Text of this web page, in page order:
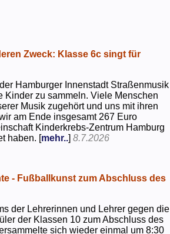
Zweck: Klasse 6c singt für
Hamburger Innenstadt Straßenmusik
Kinder zu sammeln. Viele Menschen
Musik zugehört und uns mit ihren
am Ende insgesamt 267 Euro
Kinderkrebs-Zentrum Hamburg
haben. [mehr..]8.7.2026
- Fußballkunst zum Abschluss des
der Lehrerinnen und Lehrer gegen die
der Klassen 10 zum Abschluss des
sich wieder einmal um 8:30